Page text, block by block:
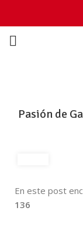
Pasión de
En este post
136